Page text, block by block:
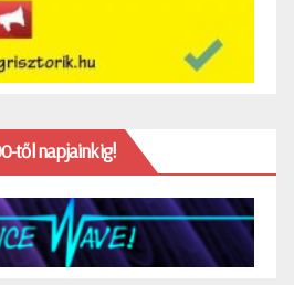
től napjainkig!